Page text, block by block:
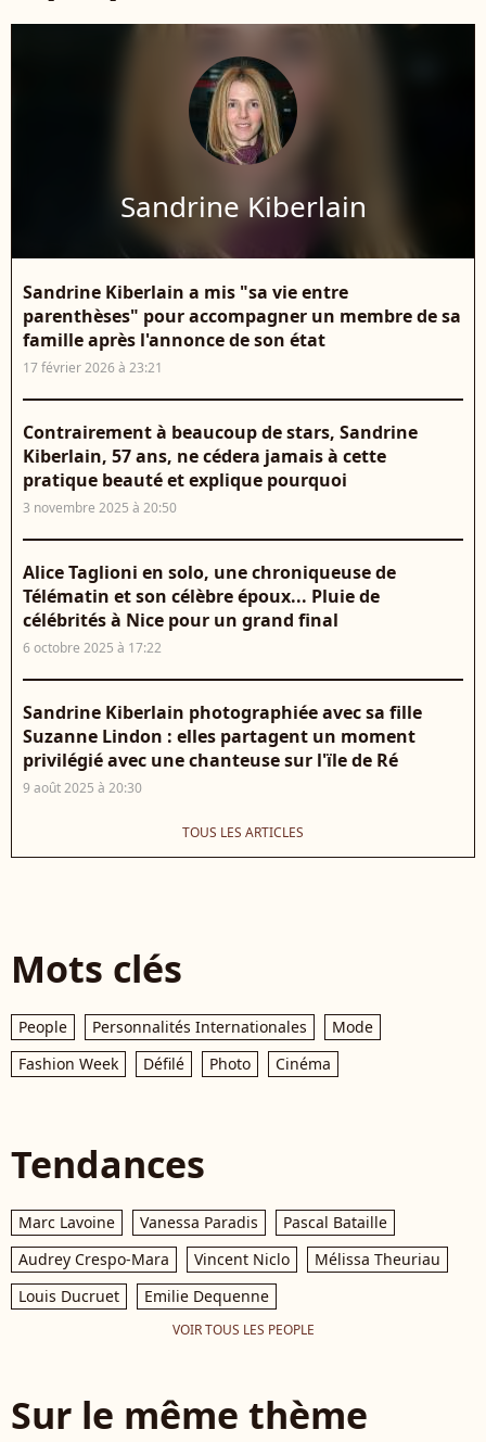
Sandrine Kiberlain
Sandrine Kiberlain a mis "sa vie entre
parenthèses" pour accompagner un membre de sa
famille après l'annonce de son état
17 février 2026 à 23:21
Contrairement à beaucoup de stars, Sandrine
Kiberlain, 57 ans, ne cédera jamais à cette
pratique beauté et explique pourquoi
3 novembre 2025 à 20:50
Alice Taglioni en solo, une chroniqueuse de
Télématin et son célèbre époux... Pluie de
célébrités à Nice pour un grand final
6 octobre 2025 à 17:22
Sandrine Kiberlain photographiée avec sa fille
Suzanne Lindon : elles partagent un moment
privilégié avec une chanteuse sur l'ïle de Ré
9 août 2025 à 20:30
TOUS LES ARTICLES
Mots clés
People Personnalités Internationales
Mode
Fashion Week
Défilé Photo Cinéma
Tendances
Marc Lavoine Vanessa Paradis
Pascal Bataille
Audrey Crespo-Mara
Vincent Niclo
Mélissa Theuriau
Louis Ducruet
Emilie Dequenne
VOIR TOUS LES PEOPLE
Sur le même thème